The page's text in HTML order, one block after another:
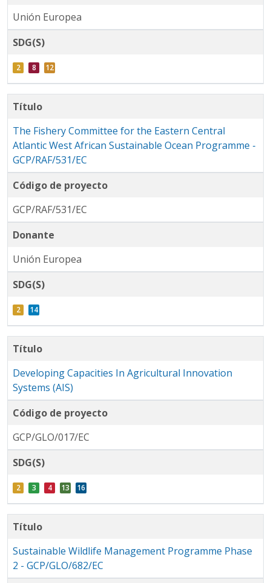
Unión Europea
SDG(S)
Título
The Fishery Committee for the Eastern Central
Atlantic West African Sustainable Ocean Programme -
GCP/RAF/531/EC
Código de proyecto
GCP/RAF/531/EC
Donante
Unión Europea
SDG(S)
Título
Developing Capacities In Agricultural Innovation
Systems (AIS)
Código de proyecto
GCP/GLO/017/EC
SDG(S)
Título
Sustainable Wildlife Management Programme Phase
2 - GCP/GLO/682/EC